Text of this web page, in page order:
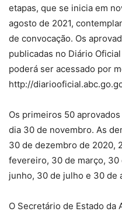
etapas, que se inicia em
agosto de 2021,
de convocação. Os
publicadas no Diário
poderá ser acessado por
http://
Os primeiros 50
dia 30 de novembro. As
30 de dezembro de 2020,
fevereiro, 30 de março, 30
junho, 30 de julho e 30 de
O Secretário de Estado da